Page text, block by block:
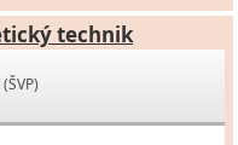
technik